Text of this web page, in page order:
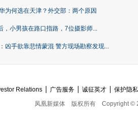
为何选在天津？外交部：两个原因
，小男孩在路口指路，7位摄影师...
凶手欲靠悲情蒙混 警方现场勘察发现...
Relations 广告服务 诚征英才
保护隐
凤凰新媒体
版权所有 Copyright ©